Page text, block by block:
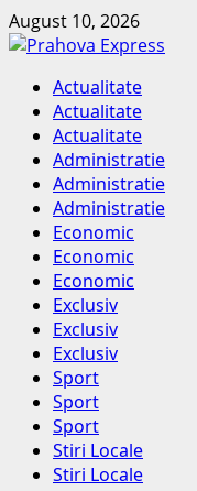
Skip
to
August 10, 2026
Primary
Menu
Actualitate
Actualitate
Actualitate
Administratie
Administratie
Administratie
Economic
Economic
Economic
Exclusiv
Exclusiv
Exclusiv
Sport
Sport
Sport
Stiri Locale
Stiri Locale